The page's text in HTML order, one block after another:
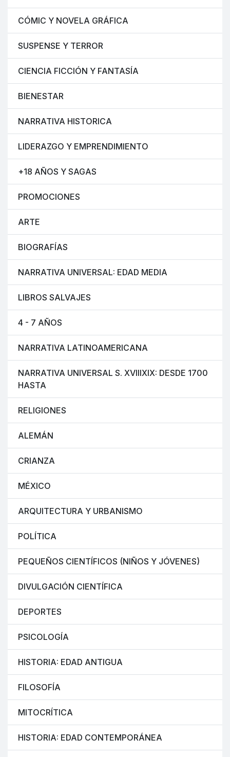
CÓMIC Y NOVELA GRÁFICA
SUSPENSE Y TERROR
CIENCIA FICCIÓN Y FANTASÍA
BIENESTAR
NARRATIVA HISTORICA
LIDERAZGO Y EMPRENDIMIENTO
+18 AÑOS Y SAGAS
PROMOCIONES
ARTE
BIOGRAFÍAS
NARRATIVA UNIVERSAL: EDAD MEDIA
LIBROS SALVAJES
4 - 7 AÑOS
NARRATIVA LATINOAMERICANA
NARRATIVA UNIVERSAL S. XVIIIXIX: DESDE 1700
HASTA
RELIGIONES
ALEMÁN
CRIANZA
MÉXICO
ARQUITECTURA Y URBANISMO
POLÍTICA
PEQUEÑOS CIENTÍFICOS (NIÑOS Y JÓVENES)
DIVULGACIÓN CIENTÍFICA
DEPORTES
PSICOLOGÍA
HISTORIA: EDAD ANTIGUA
FILOSOFÍA
MITOCRÍTICA
HISTORIA: EDAD CONTEMPORÁNEA